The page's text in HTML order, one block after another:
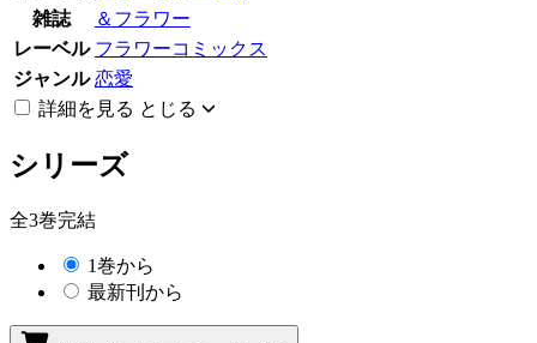
雑誌
＆フラワー
レーベル フラワーコミックス
ジャンル 恋愛
詳細を見る とじる
シリーズ
全3巻完結
1巻から
最新刊から